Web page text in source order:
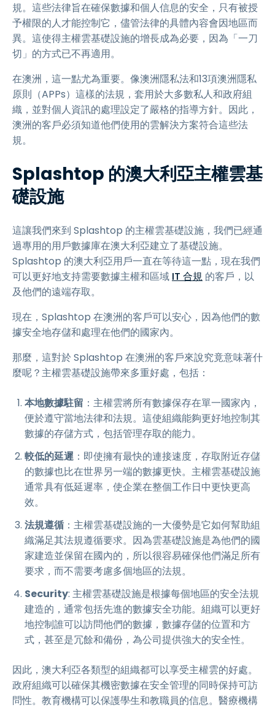
規。這些法律旨在確保數據和個人信息的安全，只有被授
予權限的人才能控制它，儘管法律的具體內容會因地區而
異。這使得主權雲基礎設施的增長成為必要，因為「一刀
切」的方式已不再適用。
在澳洲，這一點尤為重要。像澳洲隱私法和13項澳洲隱私
原則（APPs）這樣的法規，套用於大多數私人和政府組
織，並對個人資訊的處理設定了嚴格的指導方針。因此，
澳洲的客戶必須知道他們使用的雲解決方案符合這些法
規。
Splashtop 的澳大利亞主權雲基
礎設施
這讓我們來到 Splashtop 的主權雲基礎設施，我們已經通
過專用的用戶數據庫在澳大利亞建立了基礎設施。
Splashtop 的澳大利亞用戶一直在等待這一點，現在我們
可以更好地支持需要數據主權和區域 IT 合規 的客戶，以
及他們的遠端存取。
現在，Splashtop 在澳洲的客戶可以安心，因為他們的數
據安全地存儲和處理在他們的國家內。
那麼，這對於 Splashtop 在澳洲的客戶來說究竟意味著什
麼呢？主權雲基礎設施帶來多重好處，包括：
本地數據駐留 ：主權雲將所有數據保存在單一國家內，
便於遵守當地法律和法規。這使組織能夠更好地控制其
數據的存儲方式，包括管理存取的能力。
較低的延遲 ：即使擁有最快的連接速度，存取附近存儲
的數據也比在世界另一端的數據更快。主權雲基礎設施
通常具有低延遲率，使企業在整個工作日中更快更高
效。
法規遵循 ：主權雲基礎設施的一大優勢是它如何幫助組
織滿足其法規遵循要求。因為雲基礎設施是為他們的國
家建造並保留在國內的，所以很容易確保他們滿足所有
要求，而不需要考慮多個地區的法規。
Security: 主權雲基礎設施是根據每個地區的安全法規
建造的，通常包括先進的數據安全功能。組織可以更好
地控制誰可以訪問他們的數據，數據存儲的位置和方
式，甚至是冗餘和備份，為公司提供強大的安全性。
因此，澳大利亞各類型的組織都可以享受主權雲的好處。
政府組織可以確保其機密數據在安全管理的同時保持可訪
問性。教育機構可以保護學生和教職員的信息。醫療機構